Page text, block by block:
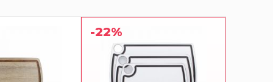
-22%